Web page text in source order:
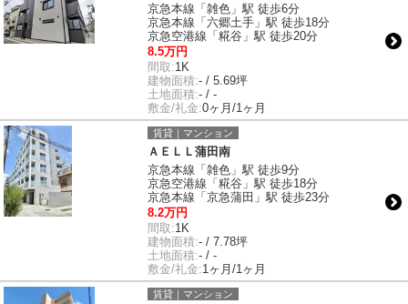
京急本線「雑色」駅 徒歩6分
京急本線「六郷土手」駅 徒歩18分
京急空港線「糀谷」駅 徒歩20分
8.5万円
間取:1K
建物面積:- / 5.69坪
土地面積:- / -
敷金/礼金:0ヶ月/1ヶ月
賃貸｜マンション
ＡＥＬＬ蒲田南
京急本線「雑色」駅 徒歩9分
京急空港線「糀谷」駅 徒歩18分
京急本線「京急蒲田」駅 徒歩23分
8.2万円
間取:1K
建物面積:- / 7.78坪
土地面積:- / -
敷金/礼金:1ヶ月/1ヶ月
賃貸｜マンション